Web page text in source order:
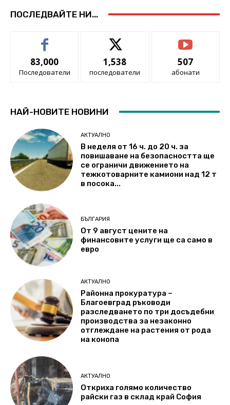
ПОСЛЕДВАЙТЕ НИ...
83,000
Последователи
1,538
последователи
507
абонати
НАЙ-НОВИТЕ НОВИНИ
АКТУАЛНО
В неделя от 16 ч. до 20 ч. за
повишаване на безопасността ще
се ограничи движението на
тежкотоварните камиони над 12 т
в посока...
БЪЛГАРИЯ
От 9 август цените на
финансовите услуги ще са само в
евро
АКТУАЛНО
Районна прокуратура –
Благоевград ръководи
разследването по три досъдебни
производства за незаконно
отглеждане на растения от рода
на конопа
АКТУАЛНО
Откриха голямо количество
райски газ в склад край София